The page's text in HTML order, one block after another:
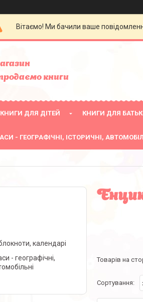
Вітаємо! Ми бачили ваше
книги
КНИГИ ДЛЯ ДІТЕЙ КНИГИ ДЛЯ
- ГЕОГРАФІЧНІ, ІСТОРИЧНІ,
календарі
- географічні,